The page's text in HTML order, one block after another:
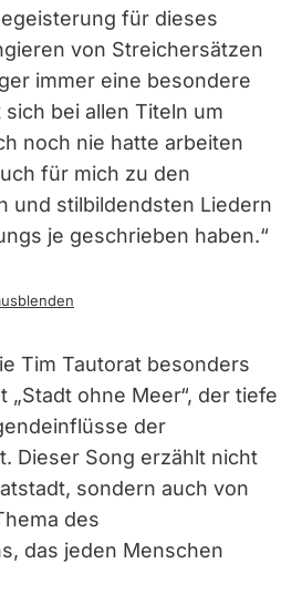
für dieses
von Streichersätzen
immer eine besondere
bei allen Titeln um
noch nie hatte arbeiten
für mich zu den
und stilbildendsten Liedern
je geschrieben haben.“
Tim Tautorat besonders
„Stadt ohne Meer“, der tiefe
der
Dieser Song erzählt nicht
sondern auch von
des
das jeden Menschen